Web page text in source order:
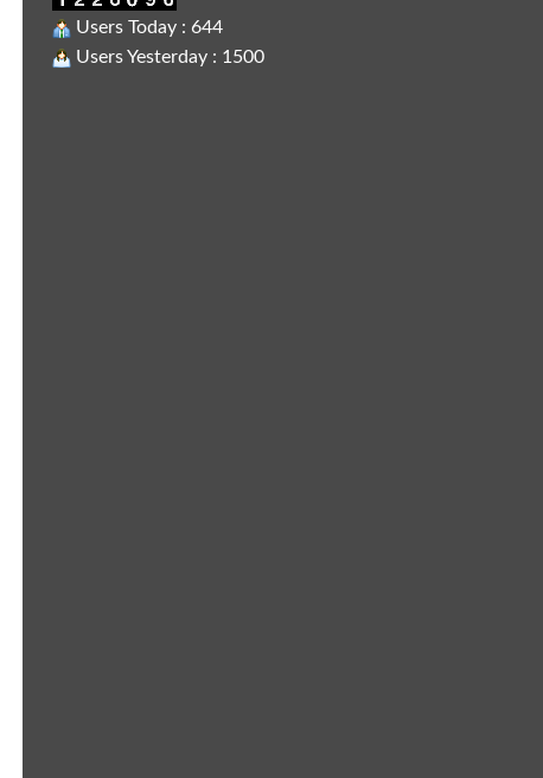
Users Today : 644
Users Yesterday : 1500